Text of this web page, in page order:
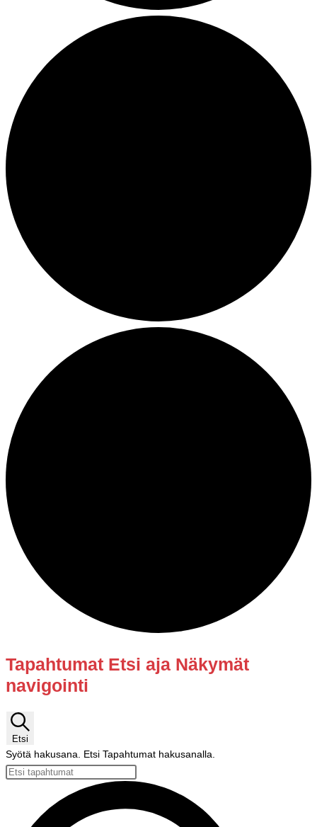
Tapahtumat
for
05.06.2026
Tapahtumat Etsi aja Näkymät
navigointi
Etsi
Syötä hakusana. Etsi Tapahtumat hakusanalla.